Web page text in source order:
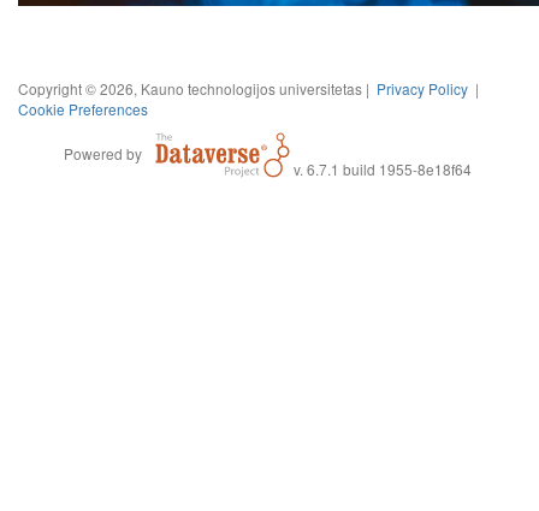
Copyright © 2026, Kauno technologijos universitetas | Privacy Policy |
Cookie Preferences
Powered by
v. 6.7.1 build 1955-8e18f64